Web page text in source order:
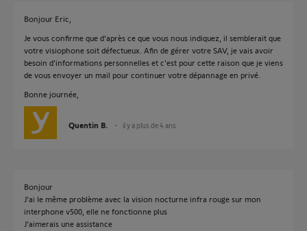
Bonjour Eric,
Je vous confirme que d'après ce que vous nous indiquez, il semblerait que
votre visiophone soit défectueux. Afin de gérer votre SAV, je vais avoir
besoin d'informations personnelles et c'est pour cette raison que je viens
de vous envoyer un mail pour continuer votre dépannage en privé.
Bonne journée,
Quentin B. il y a plus de 4 ans
Bonjour
J’ai le même problème avec la vision nocturne infra rouge sur mon
interphone v500, elle ne fonctionne plus
J’aimerais une assistance